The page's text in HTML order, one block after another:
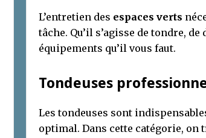
L’entretien des espaces verts
tâche. Qu’il s’agisse de tondre,
équipements qu’il vous faut.
Tondeuses
Les tondeuses sont
optimal. Dans cette catégorie, on